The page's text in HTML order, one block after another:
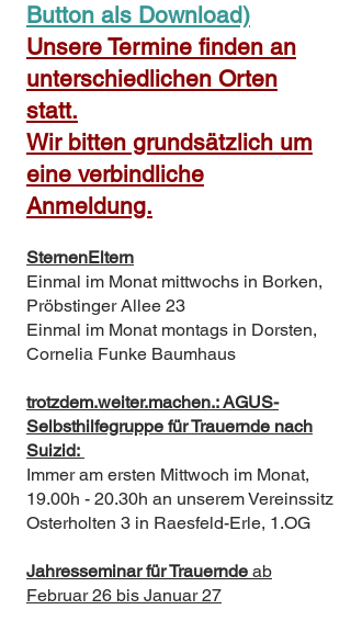
Button als Download)
Unsere Termine finden an
unterschiedlichen Orten
statt.
Wir bitten grundsätzlich um
eine verbindliche
Anmeldung.
SternenEltern
Einmal im Monat mittwochs in Borken,
Pröbstinger Allee 23
Einmal im Monat montags in Dorsten,
Cornelia Funke Baumhaus
trotzdem.weiter.machen.: AGUS-
Selbsthilfegruppe für Trauernde nach
Suizid:
Immer am ersten Mittwoch im Monat,
19.00h - 20.30h an unserem Vereinssitz
Osterholten 3 in Raesfeld-Erle, 1.OG
Jahresseminar für Trauernde ab
Februar 26 bis Januar 27